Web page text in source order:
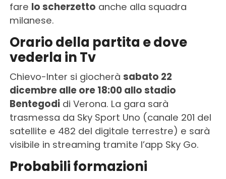
fare lo scherzetto anche alla squadra
milanese.
Orario della partita e dove
vederla in Tv
Chievo-Inter si giocherà sabato 22
dicembre alle ore 18:00 allo stadio
Bentegodidi Verona. La gara sarà
trasmessa da Sky Sport Uno (canale 201 del
satellite e 482 del digitale terrestre) e sarà
visibile in streaming tramite l’app Sky Go.
Probabili formazioni